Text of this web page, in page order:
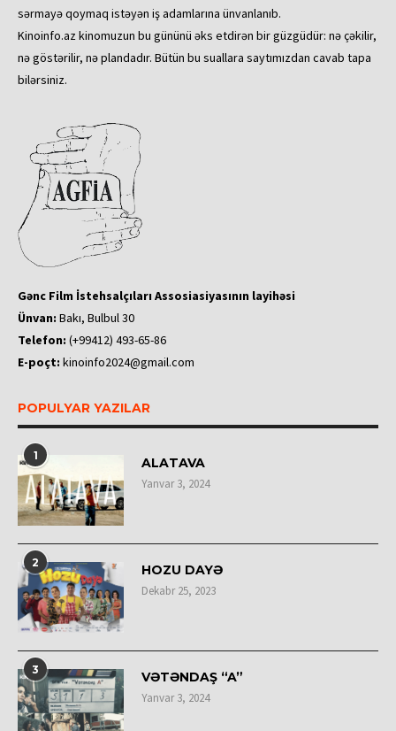
sərmayə qoymaq istəyən iş adamlarına ünvanlanıb.
Kinoinfo.az kinomuzun bu gününü əks etdirən bir güzgüdür: nə çəkilir,
nə göstərilir, nə plandadır. Bütün bu suallara saytımızdan cavab tapa
bilərsiniz.
Gənc Film İstehsalçıları Assosiasiyasının layihəsi
Ünvan: Bakı, Bulbul 30
Telefon: (+99412) 493-65-86
E-poçt: kinoinfo2024@gmail.com
POPULYAR YAZILAR
1 ALATAVA
Yanvar 3, 2024
2 HOZU DAYƏ
Dekabr 25, 2023
3 VƏTƏNDAŞ “A”
Yanvar 3, 2024